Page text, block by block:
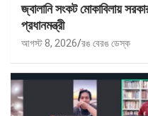
জ্বালানি সংকট মোকাবিলায় সরকার
প্রধানমন্ত্রী
আগস্ট 8, 2026 রঙ বেরঙ ডেস্ক